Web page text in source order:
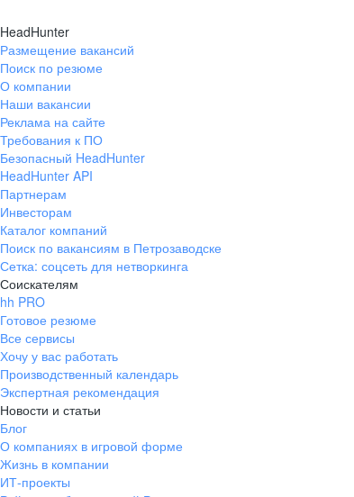
HeadHunter
Размещение вакансий
Поиск по резюме
О компании
Наши вакансии
Реклама на сайте
Требования к ПО
Безопасный HeadHunter
HeadHunter API
Партнерам
Инвесторам
Каталог компаний
Поиск по вакансиям в Петрозаводске
Сетка: соцсеть для нетворкинга
Соискателям
hh PRO
Готовое резюме
Все сервисы
Хочу у вас работать
Производственный календарь
Экспертная рекомендация
Новости и статьи
Блог
О компаниях в игровой форме
Жизнь в компании
ИТ-проекты